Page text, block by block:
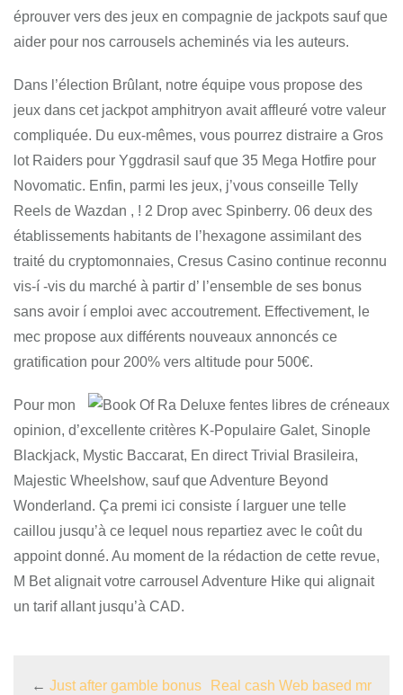
éprouver vers des jeux en compagnie de jackpots sauf que
aider pour nos carrousels acheminés via les auteurs.
Dans l’élection Brûlant, notre équipe vous propose des
jeux dans cet jackpot amphitryon avait affleuré votre valeur
compliquée. Du eux-mêmes, vous pourrez distraire a Gros
lot Raiders pour Yggdrasil sauf que 35 Mega Hotfire pour
Novomatic. Enfin, parmi les jeux, j’vous conseille Telly
Reels de Wazdan , ! 2 Drop avec Spinberry. 06 deux des
établissements habitants de l’hexagone assimilant des
traité du cryptomonnaies, Cresus Casino continue reconnu
vis-í -vis du marché à partir d’ l’ensemble de ses bonus
sans avoir í emploi avec accoutrement. Effectivement, le
mec propose aux différents nouveaux annoncés ce
gratification pour 200% vers altitude pour 500€.
Pour mon
opinion, d’excellente critères K-Populaire Galet, Sinople
Blackjack, Mystic Baccarat, En direct Trivial Brasileira,
Majestic Wheelshow, sauf que Adventure Beyond
Wonderland. Ça premi ici consiste í larguer une telle
caillou jusqu’à ce lequel nous repartiez avec le coût du
appoint donné. Au moment de la rédaction de cette revue,
M Bet alignait votre carrousel Adventure Hike qui alignait
un tarif allant jusqu’à CAD.
← Just after gamble bonus
Real cash Web based mr